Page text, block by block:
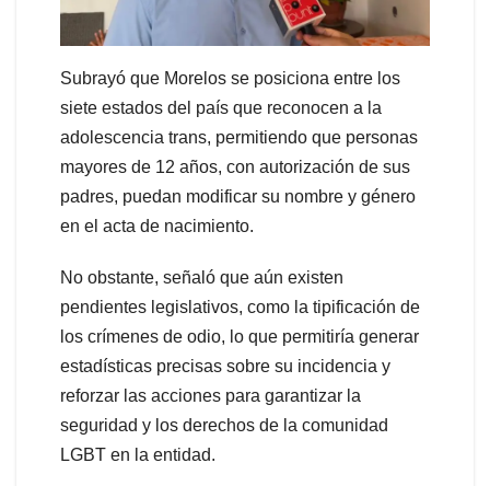
Subrayó que Morelos se posiciona entre los
siete estados del país que reconocen a la
adolescencia trans, permitiendo que personas
mayores de 12 años, con autorización de sus
padres, puedan modificar su nombre y género
en el acta de nacimiento.
No obstante, señaló que aún existen
pendientes legislativos, como la tipificación de
los crímenes de odio, lo que permitiría generar
estadísticas precisas sobre su incidencia y
reforzar las acciones para garantizar la
seguridad y los derechos de la comunidad
LGBT en la entidad.